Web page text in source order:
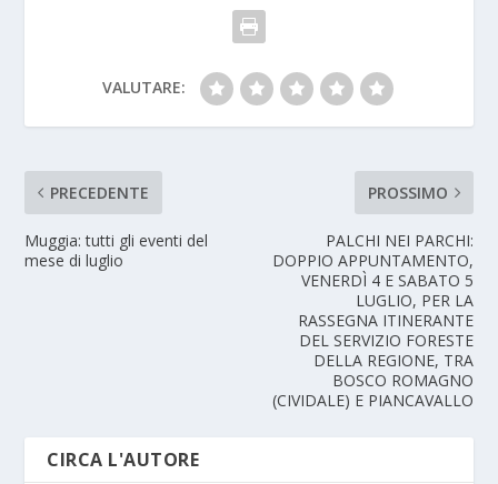
VALUTARE:
PRECEDENTE
Muggia: tutti gli eventi del
mese di luglio
PROSSIMO
PALCHI NEI PARCHI:
DOPPIO APPUNTAMENTO,
VENERDÌ 4 E SABATO 5
LUGLIO, PER LA
RASSEGNA ITINERANTE
DEL SERVIZIO FORESTE
DELLA REGIONE, TRA
BOSCO ROMAGNO
(CIVIDALE) E PIANCAVALLO
CIRCA L'AUTORE